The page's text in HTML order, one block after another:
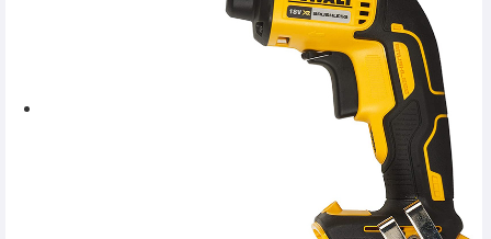
CONTACT